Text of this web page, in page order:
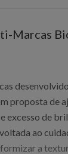
Marcas
proposta de
excesso de
ao
a